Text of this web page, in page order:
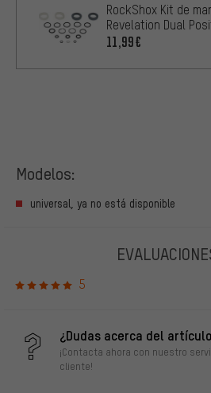
RockShox Kit de
Revelation Dual
2013
11,99€
Modelos:
universal, ya no está disponible
5
¿Dudas acerca del
¡Contacta ahora con nuestro
cliente!